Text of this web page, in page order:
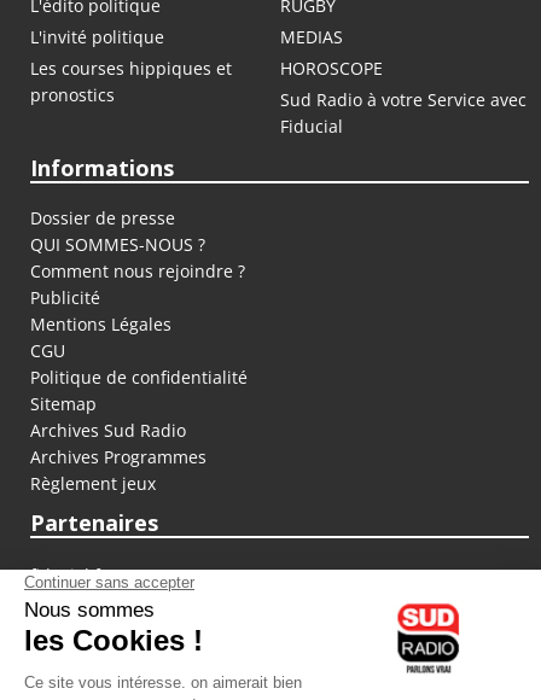
L'édito politique
RUGBY
L'invité politique
MEDIAS
Les courses hippiques et
pronostics
HOROSCOPE
Sud Radio à votre Service avec
Fiducial
Informations
Dossier de presse
QUI SOMMES-NOUS ?
Comment nous rejoindre ?
Publicité
Mentions Légales
CGU
Politique de confidentialité
Sitemap
Archives Sud Radio
Archives Programmes
Règlement jeux
Partenaires
fiducial.fr
lyoncapitale.fr
olympique-et-lyonnais.com
L'application Iphone / Android